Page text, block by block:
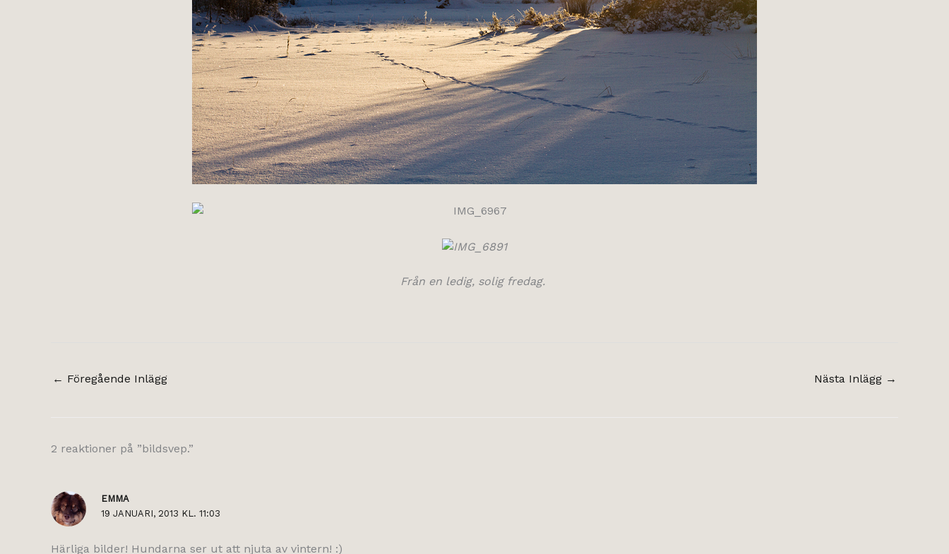
Från en ledig, solig fredag.
← Föregående Inlägg Nästa Inlägg →
2 reaktioner på ”bildsvep.”
EMMA
19 JANUARI, 2013 KL. 11:03
Härliga bilder! Hundarna ser ut att njuta av vintern! :)